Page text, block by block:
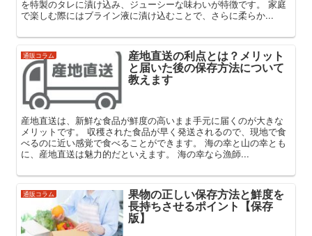
を特製のタレに漬け込み、ジューシーな味わいが特徴です。 家庭
で楽しむ際にはブライン液に漬け込むことで、さらに柔らか...
通販コラム 産地直送の利点とは？メリット
と届いた後の保存方法について
教えます
産地直送は、新鮮な食品が鮮度の高いまま手元に届くのが大きな
メリットです。 収穫された食品が早く発送されるので、現地で食
べるのに近い感覚で食べることができます。 海の幸と山の幸とも
に、産地直送は魅力的だといえます。 海の幸なら漁師...
通販コラム 果物の正しい保存方法と鮮度を
長持ちさせるポイント【保存
版】